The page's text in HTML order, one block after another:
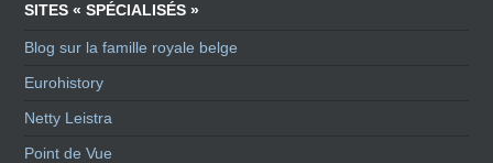
SITES « SPÉCIALISÉS »
Blog sur la famille royale belge
Eurohistory
Netty Leistra
Point de Vue